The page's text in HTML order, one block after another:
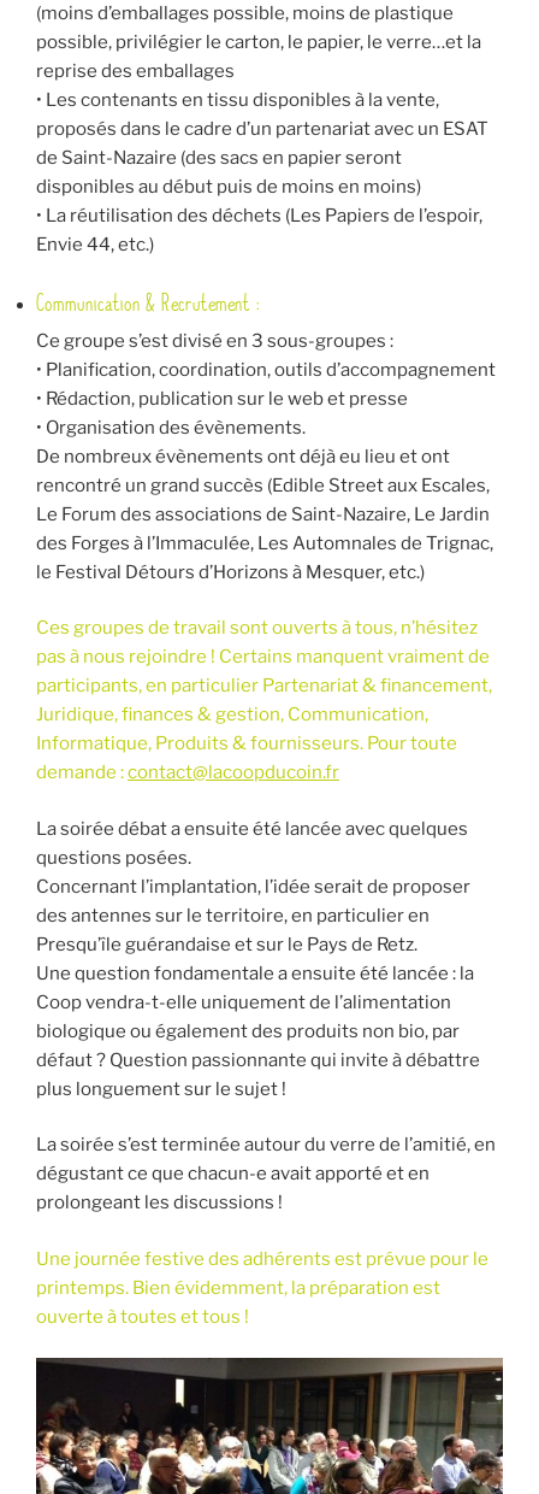
(moins d’emballages possible, moins de plastique
possible, privilégier le carton, le papier, le verre…et la
reprise des emballages
• Les contenants en tissu disponibles à la vente,
proposés dans le cadre d’un partenariat avec un ESAT
de Saint-Nazaire (des sacs en papier seront
disponibles au début puis de moins en moins)
• La réutilisation des déchets (Les Papiers de l’espoir,
Envie 44, etc.)
Communication & Recrutement :
Ce groupe s’est divisé en 3 sous-groupes :
• Planification, coordination, outils d’accompagnement
• Rédaction, publication sur le web et presse
• Organisation des évènements.
De nombreux évènements ont déjà eu lieu et ont
rencontré un grand succès (Edible Street aux Escales,
Le Forum des associations de Saint-Nazaire, Le Jardin
des Forges à l’Immaculée, Les Automnales de Trignac,
le Festival Détours d’Horizons à Mesquer, etc.)
Ces groupes de travail sont ouverts à tous, n’hésitez
pas à nous rejoindre ! Certains manquent vraiment de
participants, en particulier Partenariat & financement,
Juridique, finances & gestion, Communication,
Informatique, Produits & fournisseurs. Pour toute
demande :contact@lacoopducoin.fr
La soirée débat a ensuite été lancée avec quelques
questions posées.
Concernant l’implantation, l’idée serait de proposer
des antennes sur le territoire, en particulier en
Presqu’île guérandaise et sur le Pays de Retz.
Une question fondamentale a ensuite été lancée : la
Coop vendra-t-elle uniquement de l’alimentation
biologique ou également des produits non bio, par
défaut ? Question passionnante qui invite à débattre
plus longuement sur le sujet !
La soirée s’est terminée autour du verre de l’amitié, en
dégustant ce que chacun-e avait apporté et en
prolongeant les discussions !
Une journée festive des adhérents est prévue pour le
printemps. Bien évidemment, la préparation est
ouverte à toutes et tous !